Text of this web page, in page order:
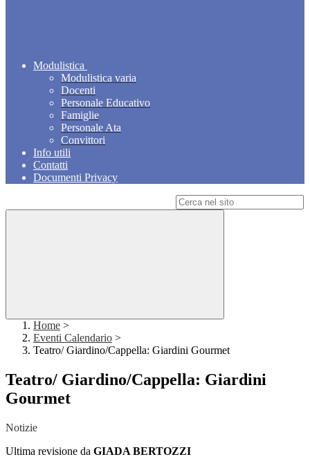
Modulistica
Modulistica varia
Docenti
Personale Educativo
Famiglie
Personale Ata
Convittori
Info utili
Contatti
Documenti Privacy
Home >
Eventi Calendario >
Teatro/ Giardino/Cappella: Giardini Gourmet
Teatro/ Giardino/Cappella: Giardini
Gourmet
Notizie
Ultima revisione da GIADA BERTOZZI